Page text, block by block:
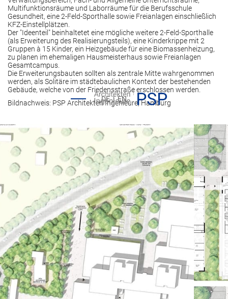
Multifunktionsräume und Laborräume für die Berufsschule
Gesundheit, eine 2-Feld-Sporthalle sowie Freianlagen einschließlich
KFZ-Einstellplätzen.
Der "Ideenteil" beinhaltetet eine mögliche weitere 2-Feld-Sporthalle
(als Erweiterung des Realisierungsteils), eine Kinderkrippe mit 2
Gruppen à 15 Kinder, ein Heizgebäude für eine Biomassenheizung,
zu planen im ehemaligen Hausmeisterhaus sowie Freianlagen
Gesamtcampus.
Die Erweiterungsbauten sollten als zentrale Mitte wahrgenommen
werden, als Solitäre im städtebaulichen Kontext der bestehenden
Gebäude, welche von der Friedensstraße erschlossen werden.
Bildnachweis: PSP Architekten Ingenieure, Hamburg
DE EN